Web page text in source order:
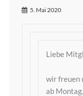
5. Mai 2020
Liebe
wir freuen
ab